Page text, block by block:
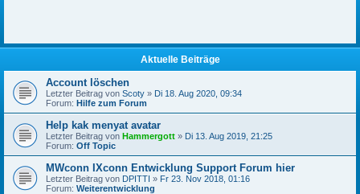
Aktuelle Beiträge
Account löschen
Letzter Beitrag von Scoty » Di 18. Aug 2020, 09:34
Forum: Hilfe zum Forum
Help kak menyat avatar
Letzter Beitrag von Hammergott » Di 13. Aug 2019, 21:25
Forum: Off Topic
MWconn IXconn Entwicklung Support Forum hier
Letzter Beitrag von DPITTI » Fr 23. Nov 2018, 01:16
Forum: Weiterentwicklung